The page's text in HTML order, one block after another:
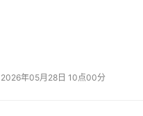
2026年05月28日 10点00分